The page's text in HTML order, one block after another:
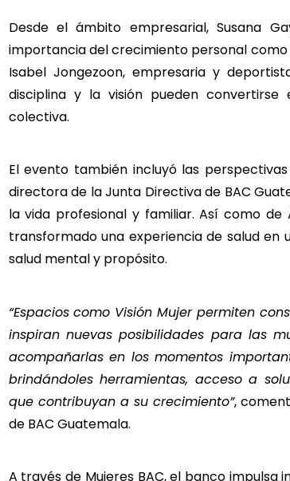
Desde el ámbito empresarial, Susana
importancia del crecimiento personal
Isabel Jongezoon, empresaria y
disciplina y la visión pueden
colectiva.
El evento también incluyó las
directora de la Junta Directiva de BAC
la vida profesional y familiar. Así como
transformado una experiencia de salud
salud mental y propósito.
“Espacios como Visión Mujer permiten
inspiran nuevas posibilidades para las
acompañarlas en los momentos
brindándoles herramientas, acceso a
que contribuyan a su crecimiento”,
de BAC Guatemala.
A través de Mujeres BAC, el banco